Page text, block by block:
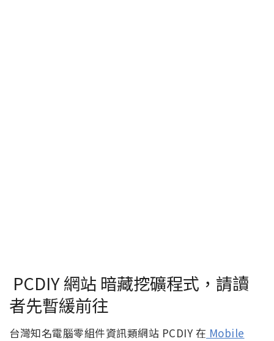
PCDIY 網站 暗藏挖礦程式，請讀
者先暫緩前往
台灣知名電腦零組件資訊類網站 PCDIY 在 Mobile